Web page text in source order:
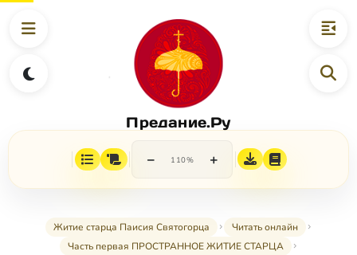
Предание.Ру
− 110% +
Житие старца Паисия Святогорца
Читать онлайн
Часть первая ПРОСТРАННОЕ ЖИТИЕ СТАРЦА